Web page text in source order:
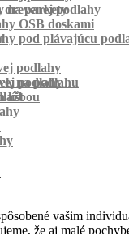
na parkety
drevenej podlahy
OSB doskami
pod plávajúcu
podlahy
na podlahu
podlahy
líšt
vašim
že aj malé